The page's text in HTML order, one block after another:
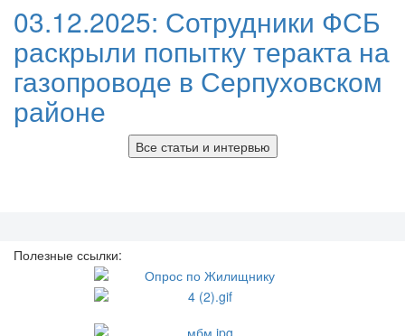
03.12.2025: Сотрудники ФСБ
раскрыли попытку теракта на
газопроводе в Серпуховском
районе
Все статьи и интервью
Полезные ссылки: